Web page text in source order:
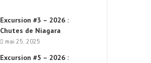
Excursion #3 – 2026 :
Chutes de Niagara
mai 25, 2025
Excursion #5 – 2026 :